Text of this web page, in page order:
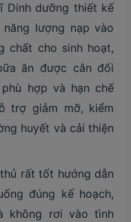
Dinh dưỡng thiết kế
lượng nạp vào
chất cho sinh hoạt,
ăn được cân đối
hợp và hạn chế
trợ giảm mỡ, kiểm
huyết và cải thiện
rất tốt hướng dẫn
đúng kế hoạch,
không rơi vào tình